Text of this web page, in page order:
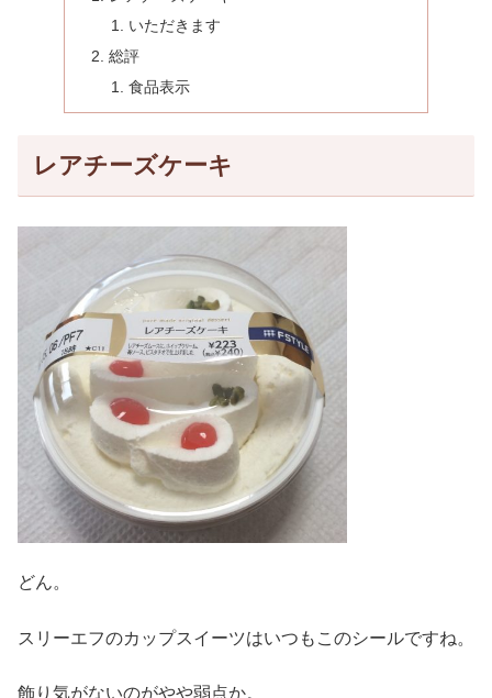
いただきます
総評
食品表示
レアチーズケーキ
どん。
スリーエフのカップスイーツはいつもこのシールですね。
飾り気がないのがやや弱点か。